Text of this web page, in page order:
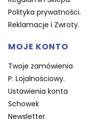
Polityka prywatności.
Reklamacje i Zwroty.
MOJE KONTO
Twoje zamówienia
P. Lojalnościowy.
Ustawienia konta
Schowek
Newsletter.